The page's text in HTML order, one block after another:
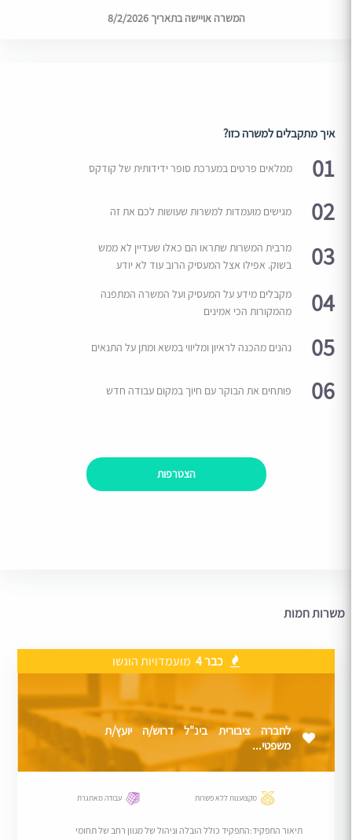
המשרה אויישה בתאריך 8/2/2026
איך מתקבלים למשרה כזו?
01 ממלאים פרטים במערכת סופר ידידותית של קודקס
02 מגישים מועמדות למשרות שעושות לכם את זה
03
מרבית המשרות שתראו הם כאלו שעדיין לא ממש
בשוק. אפילו אצל המעסיק הרוב עוד לא יודע
04
מקבלים מידע על המעסיק ועל המשרה המתפנה
מהמקורות הכי אמינים
05 נהנים מהכנה לראיון ומליווי במשא ומתן על התנאים
06 פותחים את הבוקר עם חיוך במקום עבודה חדש
הצטרפות
משרות חמות
כבר 4 מועמדויות הוגשו
לחברה ציבורית בינ"ל דרוש/ה יועץ/ת
משפטי...
מקצוענות ללא פשרות עבודה מאתגרת
תיאור התפקיד:התפקיד כולל הובלה וניהול של מגוון רחב של תחומי